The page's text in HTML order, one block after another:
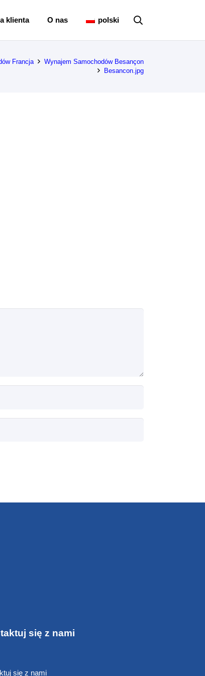
klienta O nas polski
Francja
Wynajem Samochodów Besançon
Besancon.jpg
się z nami
się z nami